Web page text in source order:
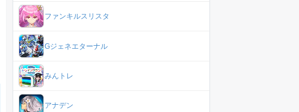
ファンキルスリスタ
Gジェネエターナル
みんトレ
アナデン